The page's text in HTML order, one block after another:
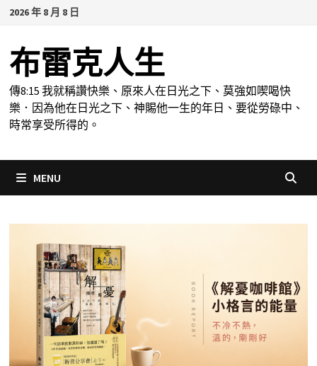
Skip
content
2026 年 8 月 8 日
布雷克人生
傳8:15 我就稱讚快樂、原來人在日光之下、莫強如喫喝快
樂．因為他在日光之下、神賜他一生的年日、要從勞碌中、
時常享受所得的。
MENU